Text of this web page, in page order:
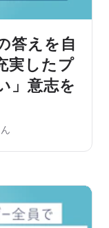
答えを自
実したプ
」意志を